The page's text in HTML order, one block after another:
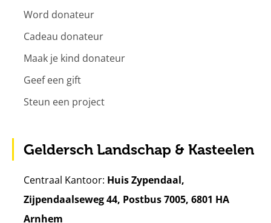
Word donateur
Cadeau donateur
Maak je kind donateur
Geef een gift
Steun een project
Geldersch Landschap & Kasteelen
Centraal Kantoor: Huis Zypendaal,
Zijpendaalseweg 44, Postbus 7005, 6801 HA
Arnhem